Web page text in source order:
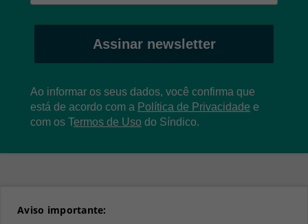
Assinar newsletter
Ao informar os seus dados, você confirma que
está de acordo com a Política de Privacidade e
com os Termos de Uso do Síndico.
Aviso importante: